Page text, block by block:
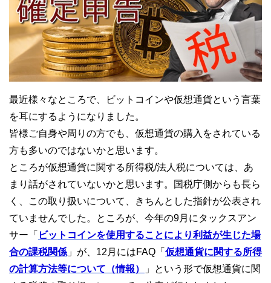
最近様々なところで、ビットコインや仮想通貨という言葉
を耳にするようになりました。
皆様ご自身や周りの方でも、仮想通貨の購入をされている
方も多いのではないかと思います。
ところが仮想通貨に関する所得税/法人税については、あ
まり話がされていないかと思います。国税庁側からも長ら
く、この取り扱いについて、きちんとした指針が公表され
ていませんでした。ところが、今年の9月にタックスアン
サー「 ビットコインを使用することにより利益が生じた場
合の課税関係」が、12月にはFAQ「 仮想通貨に関する所得
の計算方法等について（情報）
」という形で仮想通貨に関